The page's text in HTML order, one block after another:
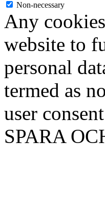
Non-necessary
Any
website to
personal
termed as
user
SPARA